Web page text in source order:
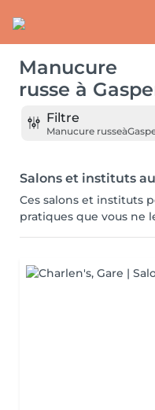
Manucure
russe à
Filtre
Manucure russeà
Salons et instituts
Ces salons et instituts
pratiques que vous ne